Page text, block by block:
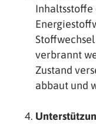
verbrannt
Zustand
abbaut und